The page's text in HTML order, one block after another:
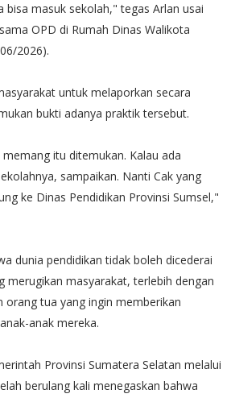
bisa masuk sekolah," tegas Arlan usai
OPD di Rumah Dinas Walikota
2026).
untuk melaporkan secara
bukti adanya praktik tersebut.
itu ditemukan. Kalau ada
sampaikan. Nanti Cak yang
ke Dinas Pendidikan Provinsi Sumsel,"
dunia pendidikan tidak boleh dicederai
merugikan masyarakat, terlebih dengan
tua yang ingin memberikan
anak mereka.
Provinsi Sumatera Selatan melalui
berulang kali menegaskan bahwa